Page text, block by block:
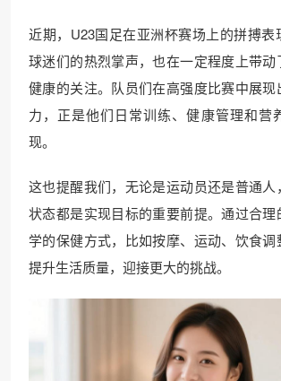
近期，U23国足在亚洲杯赛场上的拼搏表
球迷们的热烈掌声，也在一定程度上带
健康的关注。队员们在高强度比赛中展
力，正是他们日常训练、健康管理和营
现。
这也提醒我们，无论是运动员还是普通
状态都是实现目标的重要前提。通过合
学的保健方式，比如按摩、运动、饮食
提升生活质量，迎接更大的挑战。